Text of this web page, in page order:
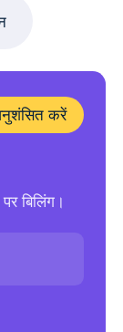
करें
बिलिंग।